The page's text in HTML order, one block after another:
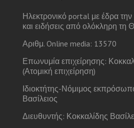
Ηλεκτρονικό portal με έδρα
και ειδήσεις από ολόκληρη τη
Αριθμ. Online media: 13570
Επωνυμία επιχείρησης:
(Ατομική επιχείρηση)
Ιδιοκτήτης-Νόμιμος
Βασίλειος
Διευθυντής: Κοκκαλίδης